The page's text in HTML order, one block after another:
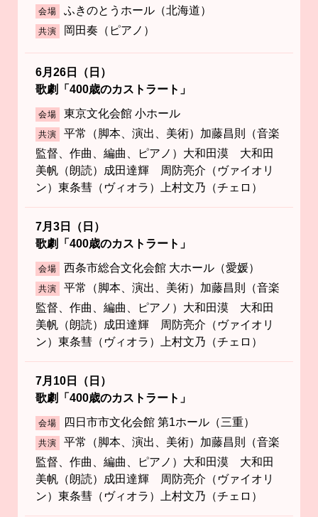
会場 ふきのとうホール（北海道）
共演 岡田奏（ピアノ）
6月26日（日）
歌劇「400歳のカストラート」
会場 東京文化会館 小ホール
共演
平常（脚本、演出、美術）加藤昌則（音楽
監督、作曲、編曲、ピアノ）大和田漠 大和田
美帆（朗読）成田達輝 周防亮介（ヴァイオリ
ン）東条彗（ヴィオラ）上村文乃（チェロ）
7月3日（日）
歌劇「400歳のカストラート」
会場 西条市総合文化会館 大ホール（愛媛）
共演
平常（脚本、演出、美術）加藤昌則（音楽
監督、作曲、編曲、ピアノ）大和田漠 大和田
美帆（朗読）成田達輝 周防亮介（ヴァイオリ
ン）東条彗（ヴィオラ）上村文乃（チェロ）
7月10日（日）
歌劇「400歳のカストラート」
会場 四日市市文化会館 第1ホール（三重）
共演
平常（脚本、演出、美術）加藤昌則（音楽
監督、作曲、編曲、ピアノ）大和田漠 大和田
美帆（朗読）成田達輝 周防亮介（ヴァイオリ
ン）東条彗（ヴィオラ）上村文乃（チェロ）